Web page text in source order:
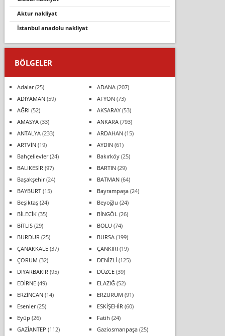
aktur nakliyat
i̇stanbul anadolu nakliyat
BÖLGELER
Adalar(25) ADANA(207)
ADIYAMAN(59) AFYON(73)
AĞRI (52) AKSARAY(53)
AMASYA(33) ANKARA(793)
ANTALYA(233) ARDAHAN(15)
ARTVİN(19) AYDIN(61)
Bahçelievler(24) Bakırköy(25)
BALIKESİR (97) BARTIN(29)
Başakşehir(24) BATMAN(64)
BAYBURT(15) Bayrampaşa(24)
Beşiktaş(24) Beyoğlu (24)
BİLECİK(35) BİNGÖL (26)
BİTLİS(29) BOLU (74)
BURDUR (25) BURSA(199)
ÇANAKKALE(37) ÇANKIRI (19)
ÇORUM (32) DENİZLİ (125)
DİYARBAKIR (95) DÜZCE(39)
EDİRNE(49) ELAZIĞ(52)
ERZİNCAN(14) ERZURUM (91)
Esenler(25) ESKİŞEHİR (60)
Eyüp (26) Fatih (24)
GAZİANTEP (112) Gaziosmanpaşa(25)